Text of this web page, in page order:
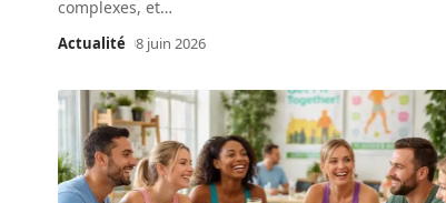
complexes, et…
Actualité 8 juin 2026